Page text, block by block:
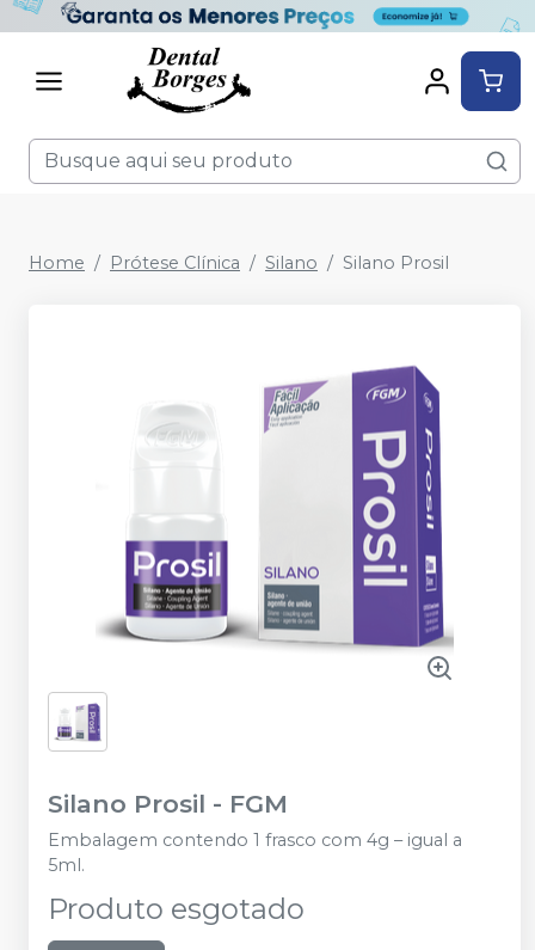
Home Prótese Clínica Silano Silano Prosil
Silano Prosil - FGM
Embalagem contendo 1 frasco com 4g – igual a
5ml.
Produto esgotado